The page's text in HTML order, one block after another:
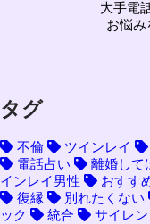
大手電
お悩み
タグ
不倫 ツインレイ
電話占い
離婚して
インレイ男性
おすす
復縁
別れたくない
ック
統合 サイレ